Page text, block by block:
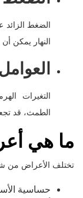
الضغط الزائد
النهار يمكن
التغيرات
الطمث، قد
ما هي
تختلف الأعراض من
حساسية